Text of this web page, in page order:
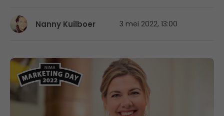
Nanny Kuilboer 3 mei 2022, 13:00